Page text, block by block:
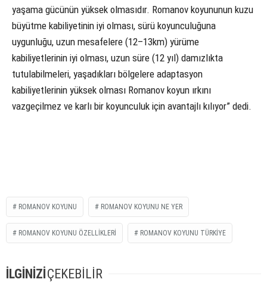
yaşama gücünün yüksek olmasıdır. Romanov koyununun kuzu
büyütme kabiliyetinin iyi olması, sürü koyunculuğuna
uygunluğu, uzun mesafelere (12–13km) yürüme
kabiliyetlerinin iyi olması, uzun süre (12 yıl) damızlıkta
tutulabilmeleri, yaşadıkları bölgelere adaptasyon
kabiliyetlerinin yüksek olması Romanov koyun ırkını
vazgeçilmez ve karlı bir koyunculuk için avantajlı kılıyor” dedi.
ROMANOV KOYUNU ROMANOV KOYUNU NE YER
ROMANOV KOYUNU ÖZELLIKLERI ROMANOV KOYUNU TÜRKIYE
İLGİNİZİÇEKEBİLİR